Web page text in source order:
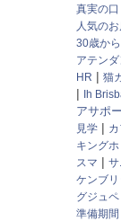
真実の口
人気の
30歳か
アテンダ
HR | 猫
| Ih
アサポ
見学 |
キング
スマ | サ
ケンブ
グジュペ
準備期間